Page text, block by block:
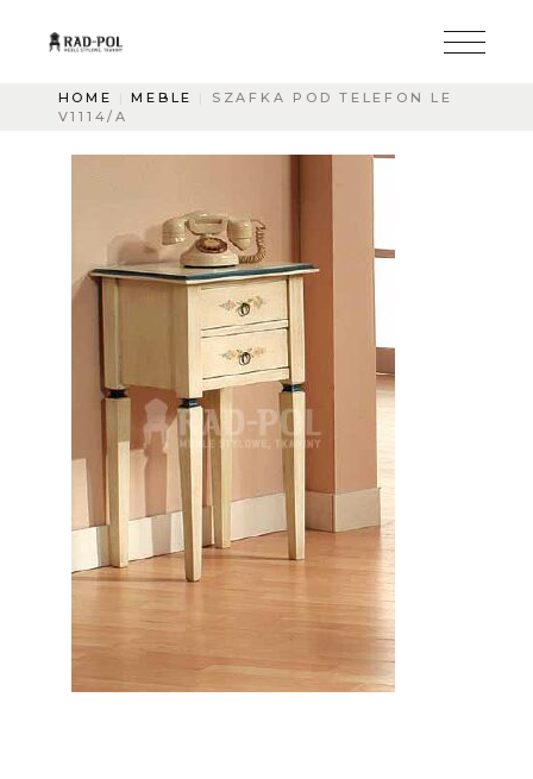
HOME MEBLE
SZAFKA POD TELEFON LE
V1114/A